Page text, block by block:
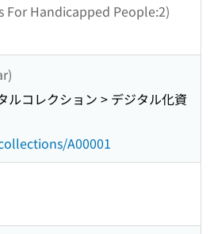
For Handicapped People:2)
ルコレクション > デジタル化資
A00001